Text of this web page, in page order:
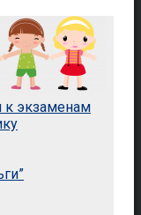
к экзаменам